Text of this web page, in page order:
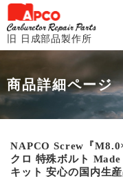
旧 日成部品製作所
商品詳細ページ
NAPCO Screw『
クロ 特殊ボルト
キット 安心の国内生